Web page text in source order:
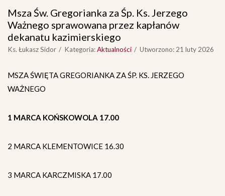
Msza Św. Gregorianka za Śp. Ks. Jerzego
Ważnego sprawowana przez kapłanów
dekanatu kazimierskiego
Ks. Łukasz Sidor Kategoria:Aktualności Utworzono: 21 luty 2026
MSZA ŚWIĘTA GREGORIANKA ZA ŚP. KS. JERZEGO
WAŻNEGO
1 MARCA KOŃSKOWOLA 17.00
2 MARCA KLEMENTOWICE 16.30
3 MARCA KARCZMISKA 17.00